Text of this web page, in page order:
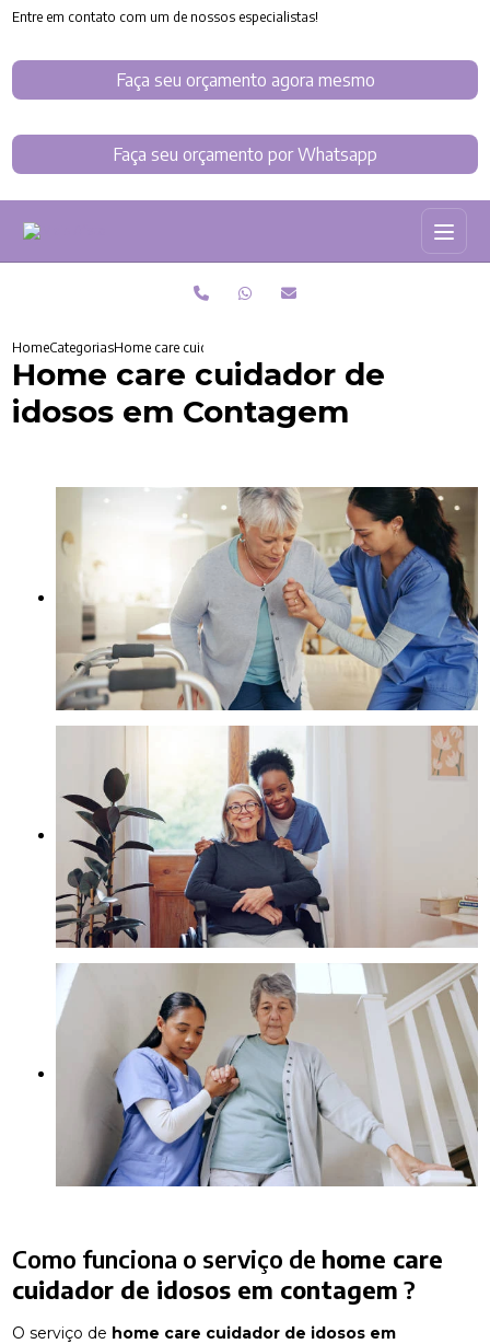
Entre em contato com um de nossos especialistas!
Faça seu orçamento agora mesmo
Faça seu orçamento por Whatsapp
HomeCategoriasHome care cuidador de idosos em Contagem
Home care cuidador de
idosos em Contagem
Como funciona o serviço de home care
cuidador de idosos em contagem ?
O serviço de home care cuidador de idosos em